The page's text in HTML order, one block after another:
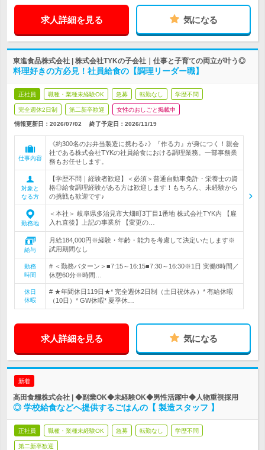
求人詳細を見る 気になる
東進食品株式会社 | 株式会社TYKの子会社｜仕事と子育ての両立が叶う◎
料理好きの方必見！社員給食の【調理リーダー職】
正社員 職種・業種未経験OK 急募 転勤なし 学歴不問
完全週休2日制 第二新卒歓迎 女性のおしごと掲載中
情報更新日：2026/07/02 終了予定日： 2026/11/19
仕事内容
《約300名のお弁当製造に携わる♪》『作る力』が身につく！親会
社である株式会社TYKの社員給食における調理業務。一部事務業
務もお任せします。
対象と
なる方
【学歴不問｜経験者歓迎】＜必須＞普通自動車免許・栄養士の資
格◎給食調理経験がある方は歓迎します！もちろん、未経験から
の挑戦も歓迎です♪
勤務地
＜本社＞ 岐阜県多治見市大畑町3丁目1番地 株式会社TYK内 【雇
入れ直後】上記の事業所 【変更の…
給与
月給184,000円※経験・年齢・能力を考慮して決定いたします※
試用期間なし
勤務
時間
# ＜勤務パターン＞■7:15～16:15■7:30～16:30※1日 実働8時間／
休憩60分※時間…
休日
休暇
# ★年間休日119日★* 完全週休2日制（土日祝休み）* 有給休暇
（10日）* GW休暇* 夏季休…
求人詳細を見る 気になる
新着
高田食糧株式会社 | ◆副業OK◆未経験OK◆男性活躍中◆人物重視採用
◎ 学校給食などへ提供するごはんの【 製造スタッフ 】
正社員 職種・業種未経験OK 急募 転勤なし 学歴不問
第二新卒歓迎